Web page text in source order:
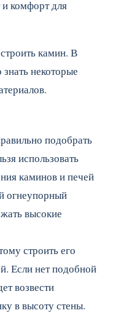
комфорт для
камин. В
некоторые
подобрать
использовать
каминов и печей
огнеупорный
высокие
строить его
Если нет подобной
возвести
в высоту стены.